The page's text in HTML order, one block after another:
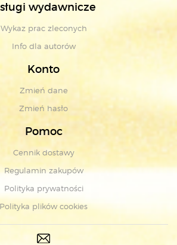
wydawnicze
Wykaz prac zleconych
Info dla autorów
Konto
Zmień dane
Zmień hasło
Pomoc
Cennik dostawy
Regulamin zakupów
Polityka prywatności
Polityka plików cookies